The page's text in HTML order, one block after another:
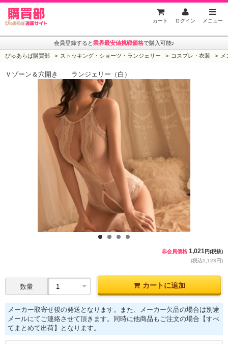
カート ログイン メニュー
会員登録すると業界最安値挑戦価格で購入可能♪
ぴゅあらば購買部 ストッキング・ショーツ・ランジェリー コスプレ・衣装
Ｖゾーン＆穴開き ランジェリー（白）
非会員価格 1,021円(税抜)
(税込1,123円)
数量 カートに追加
メーカー取寄せ後の発送となります。また、メーカー欠品の場合は別途
メールにてご連絡させて頂きます。同時に他商品もご注文の場合【すべ
てまとめて出荷】となります。